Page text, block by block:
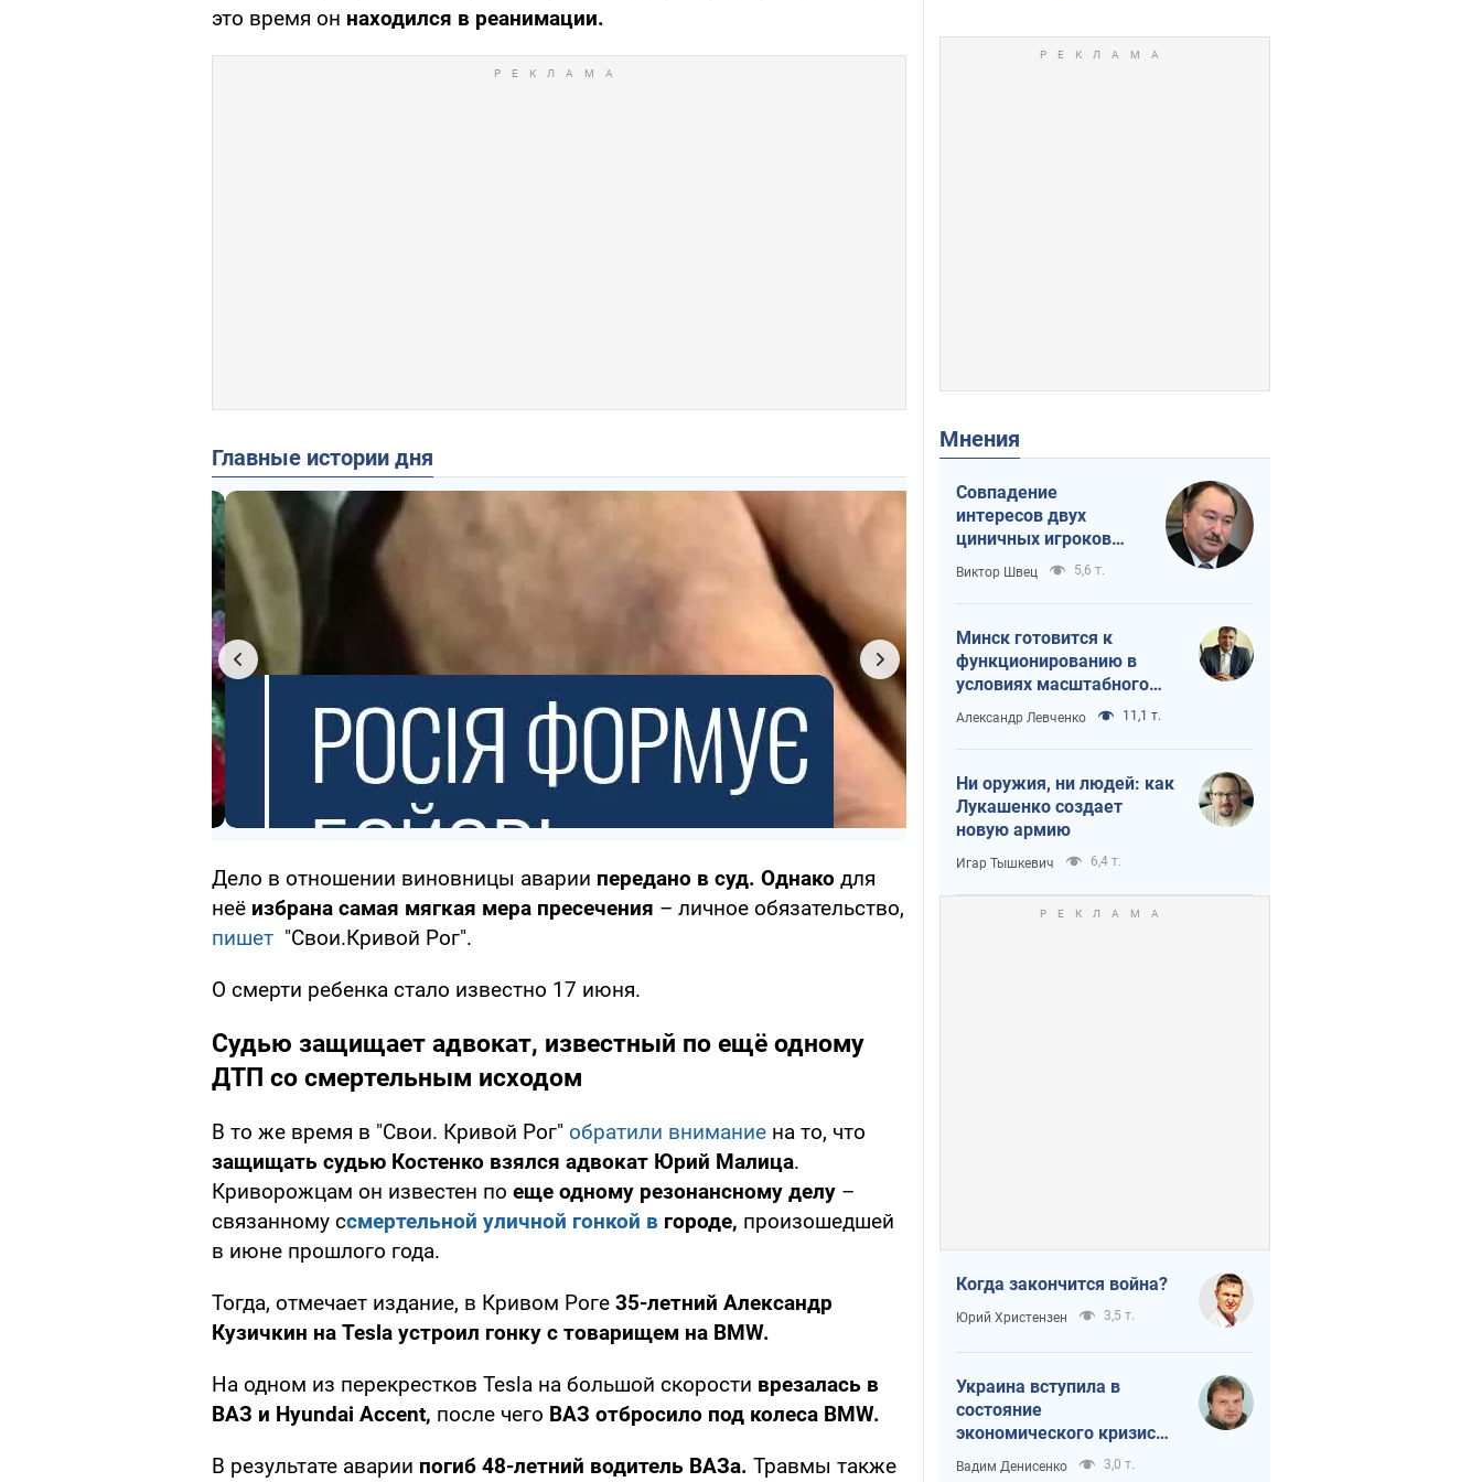
это время он находился в реанимации.
Главные истории дня
Дело в отношении виновницы аварии передано в суд. Однако для
неё избрана самая мягкая мера пресечения – личное обязательство,
пишет "Свои.Кривой Рог".
О смерти ребенка стало известно 17 июня.
Судью защищает адвокат, известный по ещё одному
ДТП со смертельным исходом
В то же время в "Свои. Кривой Рог" обратили внимание на то, что
защищать судью Костенко взялся адвокат Юрий Малица.
Криворожцам он известен по еще одному резонансному делу –
связанному ссмертельной уличной гонкой в городе, произошедшей
в июне прошлого года.
Тогда, отмечает издание, в Кривом Роге 35-летний Александр
Кузичкин на Tesla устроил гонку с товарищем на BMW.
На одном из перекрестков Tesla на большой скорости врезалась в
ВАЗ и Hyundai Accent, после чего ВАЗ отбросило под колеса BMW.
В результате аварии погиб 48-летний водитель ВАЗа. Травмы также
Мнения
Совпадение
интересов двух
циничных игроков
или тайный план
Трампа и Путина?
Виктор Швец 5,6 т.
Минск готовится к
функционированию в
условиях масштабного
военного кризиса
Александр Левченко 11,1 т.
Ни оружия, ни людей: как
Лукашенко создает
новую армию
Игар Тышкевич 6,4 т.
Когда закончится война?
Юрий Христензен 3,5 т.
Украина вступила в
состояние
экономического кризиса.
Есть ли свет в конце
Вадим Денисенко 3,0 т.